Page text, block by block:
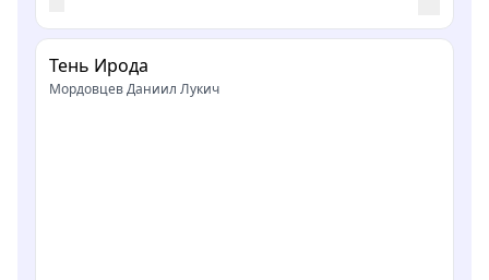
Тень Ирода
Мордовцев Даниил Лукич